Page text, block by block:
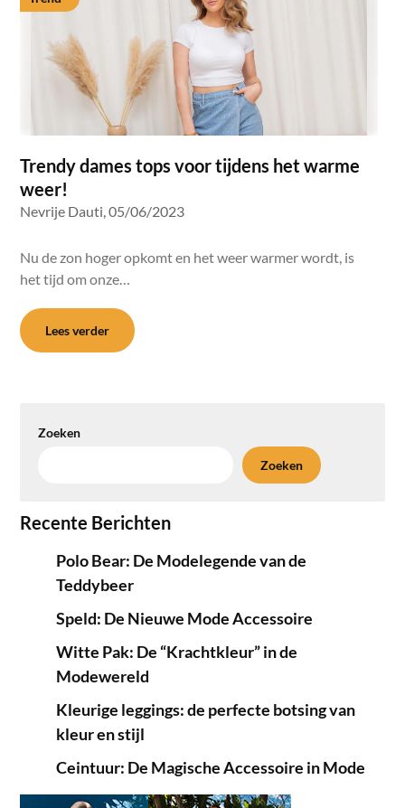
Trendy dames tops voor tijdens het warme
weer!
Nevrije Dauti,05/06/2023
Nu de zon hoger opkomt en het weer warmer wordt, is
het tijd om onze…
Lees verder
Zoeken
Zoeken
Recente Berichten
Polo Bear: De Modelegende van de
Teddybeer
Speld: De Nieuwe Mode Accessoire
Witte Pak: De “Krachtkleur” in de
Modewereld
Kleurige leggings: de perfecte botsing van
kleur en stijl
Ceintuur: De Magische Accessoire in Mode